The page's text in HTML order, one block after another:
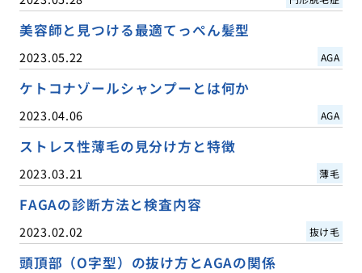
美容師と見つける最適てっぺん髪型
2023.05.22 AGA
ケトコナゾールシャンプーとは何か
2023.04.06 AGA
ストレス性薄毛の見分け方と特徴
2023.03.21 薄毛
FAGAの診断方法と検査内容
2023.02.02 抜け毛
頭頂部（O字型）の抜け方とAGAの関係